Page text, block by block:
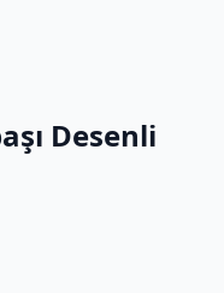
Desenli